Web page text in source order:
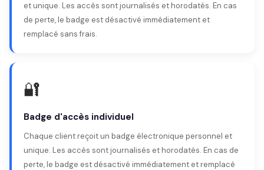
et unique. Les accès sont journalisés et horodatés. En cas
de perte, le badge est désactivé immédiatement et
remplacé sans frais.
🔐
Badge d'accès individuel
Chaque client reçoit un badge électronique personnel et
unique. Les accès sont journalisés et horodatés. En cas de
perte, le badge est désactivé immédiatement et remplacé